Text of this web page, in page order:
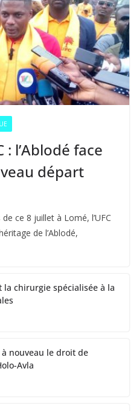
: l’Ablodé face
départ
ce 8 juillet à Lomé, l’UFC
de l’Ablodé,
la chirurgie spécialisée à la
nouveau le droit de
Avla